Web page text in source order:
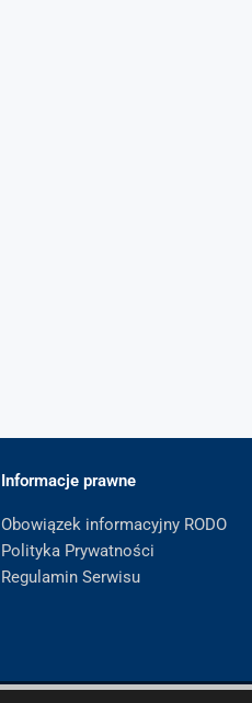
Informacje prawne
Obowiązek informacyjny RODO
Polityka Prywatności
Regulamin Serwisu